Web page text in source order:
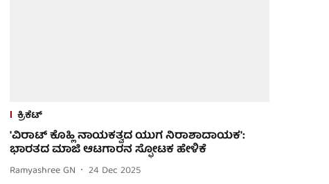
ಕ್ರಿಕೆಟ್
'ವಿರಾಟ್ ಕೊಹ್ಲಿ ನಾಯಕತ್ವದ ಯುಗ ನಿರಾಶಾದಾಯಕ':
ಭಾರತದ ಮಾಜಿ ಆಟಗಾರನ ಸ್ಫೋಟಕ ಹೇಳಿಕೆ
Ramyashree GN 24 Dec 2025